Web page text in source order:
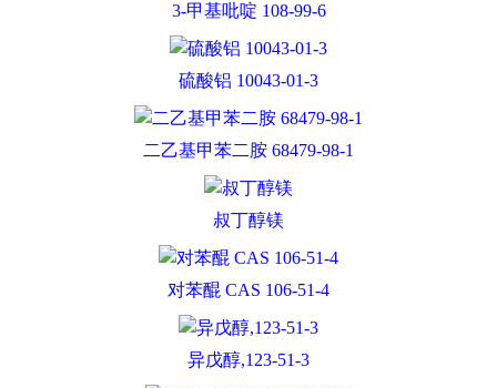
3-甲基吡啶 108-99-6
硫酸铝 10043-01-3
二乙基甲苯二胺 68479-98-1
叔丁醇镁
对苯醌 CAS 106-51-4
异戊醇,123-51-3